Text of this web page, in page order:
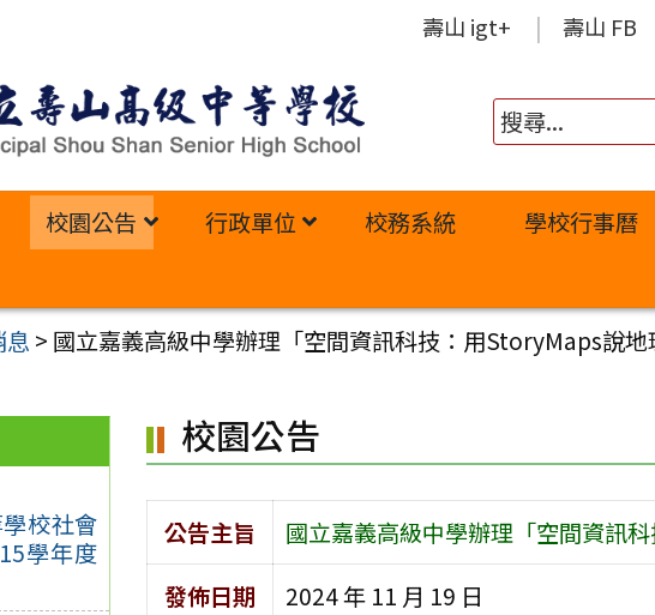
壽山 igt+ 壽山 FB
校園公告 行政單位 校務系統 學校行事曆
息 > 國立嘉義高級中學辦理「空間資訊科技：用StoryMaps說地
校社會
學年度
校園公告
公告主旨
國立嘉義高級中學辦理「空間資訊
發佈日期
2024 年 11 月 19 日